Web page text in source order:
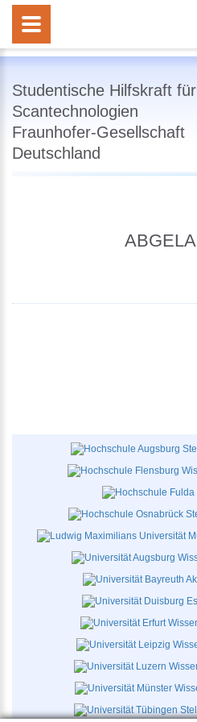
Studentische Hilfskraft
Scantechnologien
Fraunhofer-Gesellschaft
Deutschland